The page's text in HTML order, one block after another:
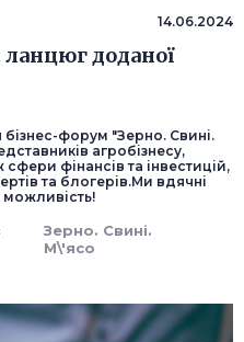
14.06.2024
доданої
бізнес-форум "Зерно. Свині.
агробізнесу,
фінансів та інвестицій,
та блогерів.Ми вдячні
Зерно. Свині.
М\'ясо